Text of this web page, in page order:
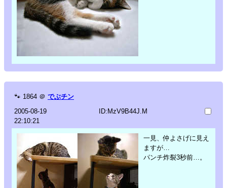
🐾 1864 ＠ でぶチン
2005-08-19
22:10:21
ID:MzV9B44J.M
一見、仲よさげに見え
ますが…
パンチ炸裂3秒前…。